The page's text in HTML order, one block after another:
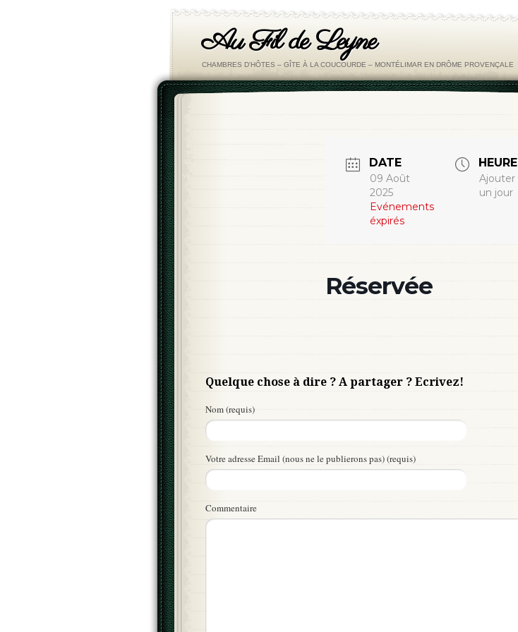
Au Fil de Leyne
CHAMBRES D'HÔTES – GÎTE À LA COUCOURDE – MONTÉLIMAR EN DRÔME PROVENÇALE
DATE
09 Août
2025
Evénements
éxpirés
HEURE
Ajouter
un jour
Réservée
Quelque chose à dire ? A partager ? Ecrivez!
Nom (requis)
Votre adresse Email (nous ne le publierons pas) (requis)
Commentaire